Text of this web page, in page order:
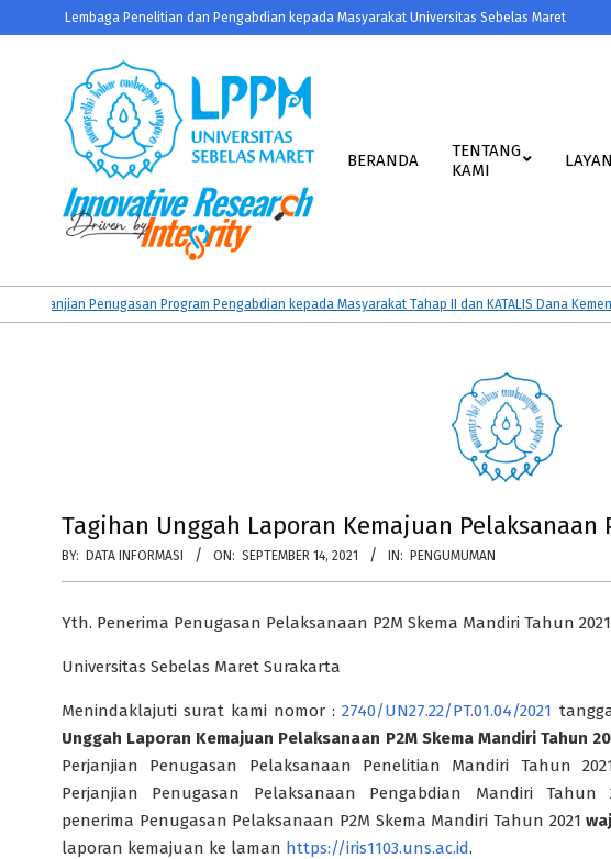
to
Lembaga Penelitian dan Pengabdian kepada Masyarakat Universitas Sebelas Maret
LPPM
UNS
BERANDA
TENTANG
KAMI
Penugasan Program Pengabdian kepada Masyarakat Tahap II dan KATALIS Dana
Tagihan Unggah Laporan Kemajuan Pelaksanaan
BY: DATA INFORMASI ON: SEPTEMBER 14, 2021 IN: PENGUMUMAN
Yth. Penerima Penugasan Pelaksanaan P2M Skema Mandiri Tahun
Universitas Sebelas Maret Surakarta
Menindaklajuti surat kami nomor :2740/UN27.22/PT.01.04/2021
Unggah Laporan Kemajuan Pelaksanaan P2M Skema MandiriTahun
Perjanjian Penugasan Pelaksanaan Penelitian Mandiri Tahun 2021
Perjanjian Penugasan Pelaksanaan Pengabdian Mandiri Tahun
penerima Penugasan Pelaksanaan P2M Skema Mandiri Tahun 2021
laporan kemajuan ke laman https://iris1103.uns.ac.id.